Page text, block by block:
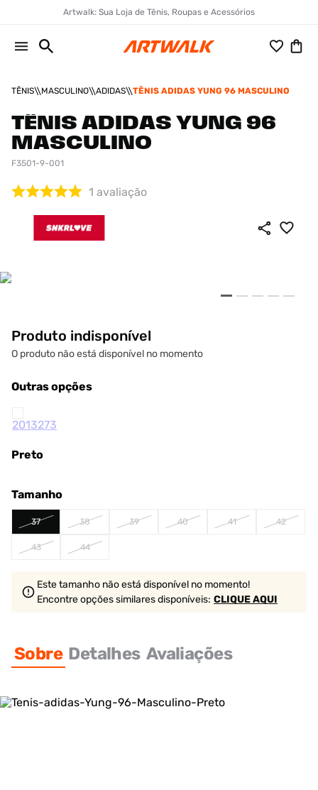
Artwalk: Sua Loja de Tênis, Roupas e Acessórios
TÊNIS MASCULINO ADIDAS TÊNIS ADIDAS YUNG 96 MASCULINO
TÊNIS ADIDAS YUNG 96
MASCULINO
F3501-9-001
1 avaliação
Produto indisponível
O produto não está disponível no momento
Outras opções
Preto
Tamanho
37 38 39 40 41 42
43 44
Este tamanho não está disponível no momento!
Encontre opções similaresdisponíveis: CLIQUE AQUI
Sobre Detalhes Avaliações